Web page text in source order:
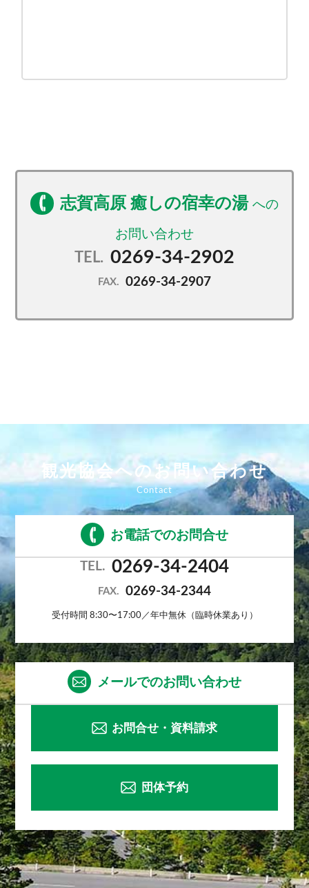
志賀高原 癒しの宿幸の湯
TEL. 0269-34-2902
FAX. 0269-34-2907
観光協会へのお問い合わせ
お電話でのお問合せ
TEL. 0269-34-2404
FAX. 0269-34-2344
受付時間 8:30〜17:00／年中無休（臨時休業あり）
メールでのお問い合わせ
お問合せ・資料請求
団体予約